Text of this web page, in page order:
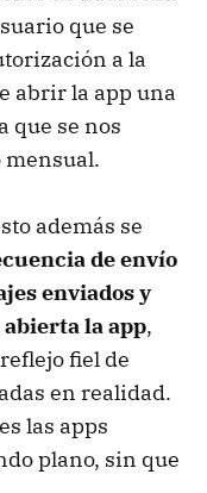
que se
a la
abrir la app una
que se nos
mensual.
además se
de envío
enviados y
la app,
fiel de
en realidad.
las apps
plano, sin que